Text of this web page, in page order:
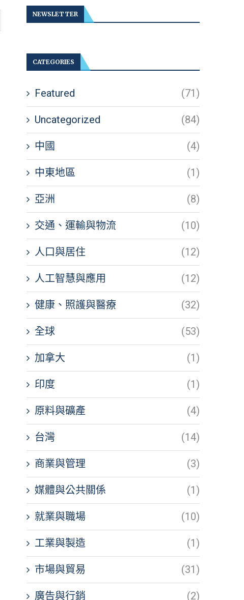
NEWSLETTER
CATEGORIES
Featured (71)
Uncategorized (84)
中國 (4)
中東地區 (1)
亞洲 (8)
交通、運輸與物流 (10)
人口與居住 (12)
人工智慧與應用 (12)
健康、照護與醫療 (32)
全球 (53)
加拿大 (1)
印度 (1)
原料與礦產 (4)
台灣 (14)
商業與管理 (3)
媒體與公共關係 (1)
就業與職場 (10)
工業與製造 (1)
市場與貿易 (31)
廣告與行銷 (2)